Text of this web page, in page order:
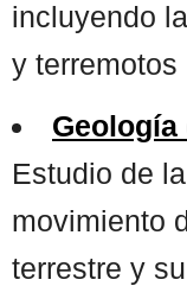
incluyendo
y terremotos
Geología
Estudio de
movimiento
terrestre y